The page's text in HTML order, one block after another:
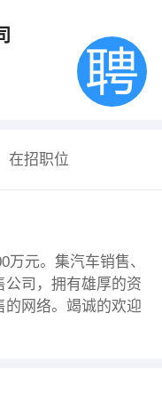
在招职位
万元。集汽车销售、
公司，拥有雄厚的资
网络。竭诚的欢迎